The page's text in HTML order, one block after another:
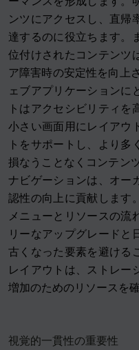
ンツにアクセスし、直帰
達するのに役立ちます。
位付けされたコンテンツ
ア障害時の安定性を向上
ェブアプリケーションに
トはアクセシビリティを
小さい画面用にレイアウ
トをサポートし、より多
損なうことなくコンテン
ナビゲーションは、オー
認性の向上に貢献します
メニューとリソースの流
リーなアップグレードと
古くなった要素を避ける
レイアウトは、ストレー
増加のためのリソースを
視覚的一貫性の重要性